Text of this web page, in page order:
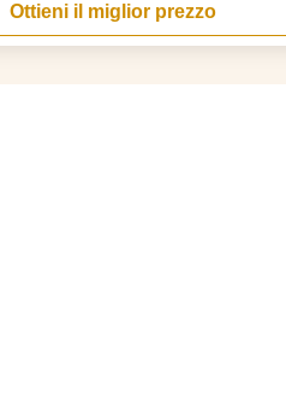
Ottieni il miglior prezzo